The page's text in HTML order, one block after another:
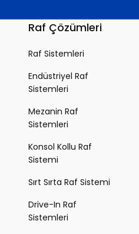
Raf Çözümleri
Raf Sistemleri
Endüstriyel Raf
Sistemleri
Mezanin Raf
Sistemleri
Konsol Kollu Raf
Sistemi
Sırt Sırta Raf Sistemi
Drive-In Raf
Sistemleri